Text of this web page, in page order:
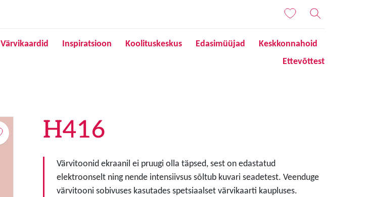
Värvikaardid Inspiratsioon Koolituskeskus Edasimüüjad
Keskkonnahoid
Ettevõttest
H416
Värvitoonid ekraanil ei pruugi olla täpsed, sest on edastatud
elektroonselt ning nende intensiivsus sõltub kuvari seadetest. Veenduge
värvitooni sobivuses kasutades spetsiaalset värvikaarti kaupluses.